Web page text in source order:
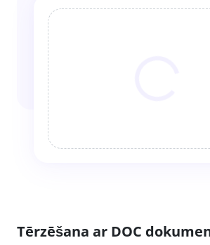
Tērzēšana ar DOC